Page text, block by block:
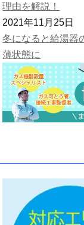
理由を解説！
2021年11月25日
冬になると給湯器
薄状態に